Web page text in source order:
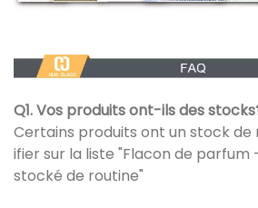
Q1. Vos produits ont-ils des
Certains produits ont un stock de
ifier sur la liste "Flacon de
stocké de routine"